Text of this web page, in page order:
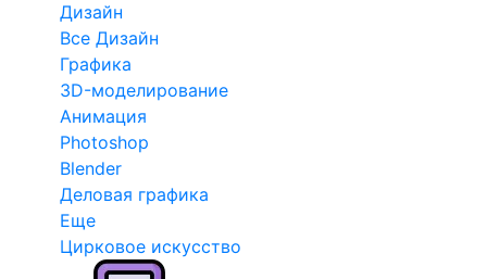
Дизайн
Все Дизайн
Графика
3D-моделирование
Анимация
Photoshop
Blender
Деловая графика
Еще
Цирковое искусство